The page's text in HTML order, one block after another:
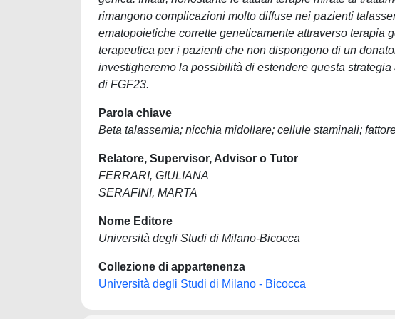
rimangono complicazioni molto diffuse nei pazienti
ematopoietiche corrette geneticamente attraverso terapia
terapeutica per i pazienti che non dispongono di un
investigheremo la possibilità di estendere questa
di FGF23.
Parola chiave
Beta talassemia; nicchia midollare; cellule staminali;
Relatore, Supervisor, Advisor o Tutor
FERRARI, GIULIANA
SERAFINI, MARTA
Nome Editore
Università degli Studi di Milano-Bicocca
Collezione di appartenenza
Università degli Studi di Milano - Bicocca